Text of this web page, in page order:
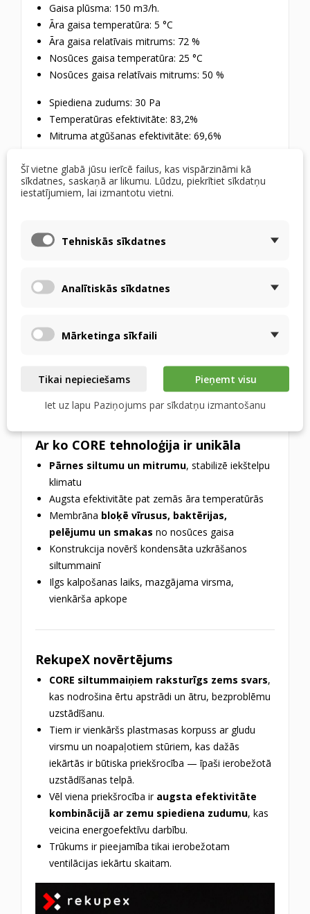
Gaisa plūsma: 150 m3/h.
Āra gaisa temperatūra: 5 °C
Āra gaisa relatīvais mitrums: 72 %
Nosūces gaisa temperatūra: 25 °C
Nosūces gaisa relatīvais mitrums: 50 %
Spiediena zudums: 30 Pa
Temperatūras efektivitāte: 83,2%
Mitruma atgūšanas efektivitāte: 69,6%
F-ERV priekšrocības salīdzinājumā ar
C-ERV
Jaunās paaudzes formējama membrāna
un uzstādīšana
Videi draudzīgāks, labāka materiālu pārstrādes
Apbalvots arPLUS X AWARD
par inovāciju,
kvalitāti, lietošanas komfortu, funkcionalitāti un
ekoloģiju
Ar ko CORE tehnoloģija ir unikāla
Pārnes siltumu un mitrumu, stabilizē iekštelpu
klimatu
Augsta efektivitāte pat zemās āra temperatūrās
Membrāna bloķē vīrusus, baktērijas,
pelējumu un smakas no nosūces gaisa
Konstrukcija novērš kondensāta uzkrāšanos
siltummainī
Ilgs kalpošanas laiks, mazgājama virsma,
vienkārša apkope
RekupeX novērtējums
CORE siltummaiņiem raksturīgs zems svars,
kas nodrošina ērtu apstrādi un ātru, bezproblēmu
uzstādīšanu.
Tiem ir vienkāršs plastmasas korpuss ar gludu
virsmu un noapaļotiem stūriem, kas dažās
iekārtās ir būtiska priekšrocība — īpaši ierobežotā
uzstādīšanas telpā.
Vēl viena priekšrocība ir augsta efektivitāte
kombinācijā ar zemu spiediena zudumu, kas
veicina energoefektīvu darbību.
Trūkums ir pieejamība tikai ierobežotam
ventilācijas iekārtu skaitam.
Šī vietne glabā jūsu ierīcē failus, kas vispārzināmi kā
sīkdatnes, saskaņā ar likumu. Lūdzu, piekrītiet sīkdatņu
iestatījumiem, lai izmantotu vietni.
Tehniskās sīkdatnes
Analītiskās sīkdatnes
Mārketinga sīkfaili
Tikai nepieciešams
Pieņemt visu
Iet uz lapu Paziņojums par sīkdatņu izmantošanu